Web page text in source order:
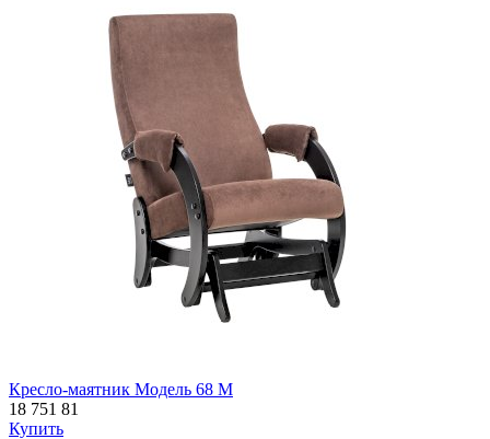
Кресло-маятник Модель 68 М
18 751 81
Купить